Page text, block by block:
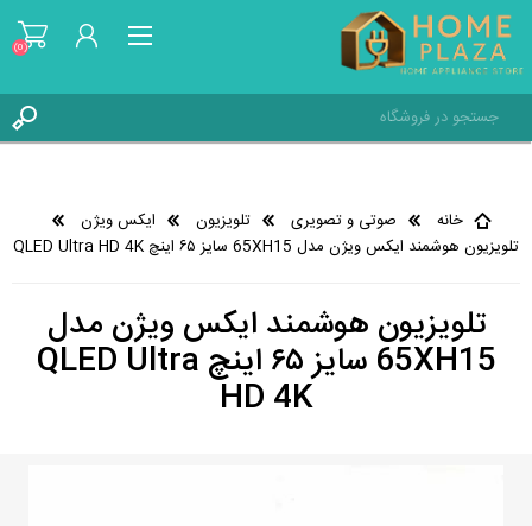
علاقه مندی ها (0)
(0)
خانه صوتی و تصویری تلویزیون
ایکس ویژن
تلویزیون هوشمند ایکس ویژن مدل 65XH15 سایز ۶۵ اینچ QLED Ultra HD 4K
تلویزیون هوشمند ایکس ویژن مدل
65XH15 سایز ۶۵ اینچ QLED Ultra
HD 4K